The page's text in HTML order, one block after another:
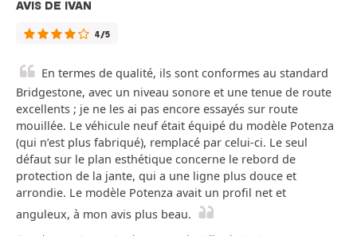
AVIS DE IVAN
4/5
En termes de qualité, ils sont conformes au standard
Bridgestone, avec un niveau sonore et une tenue de route
excellents ; je ne les ai pas encore essayés sur route
mouillée. Le véhicule neuf était équipé du modèle Potenza
(qui n’est plus fabriqué), remplacé par celui-ci. Le seul
défaut sur le plan esthétique concerne le rebord de
protection de la jante, qui a une ligne plus douce et
arrondie. Le modèle Potenza avait un profil net et
anguleux, à mon avis plus beau.